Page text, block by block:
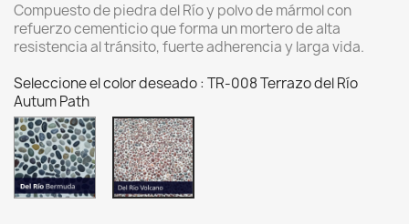
Compuesto de piedra del Río y polvo de mármol con
refuerzo cementicio que forma un mortero de alta
resistencia al tránsito, fuerte adherencia y larga vida.
Seleccione el color deseado : TR-008 Terrazo del Río
Autum Path
TR-
006
Terrazo
del
Río
TR-
008
Terrazo
del
Río